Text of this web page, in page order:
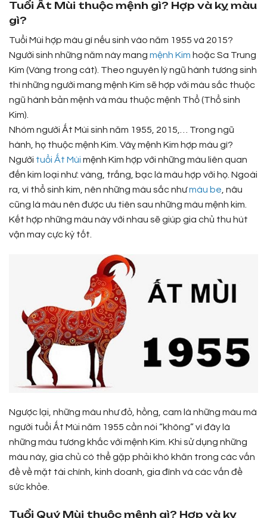
Tuổi Ất Mùi thuộc mệnh gì? Hợp và kỵ màu
gì?
Tuổi Mùi hợp màu gì nếu sinh vào năm 1955 và 2015?
Người sinh những năm này mang mệnh Kim hoặc Sa Trung
Kim (Vàng trong cát). Theo nguyên lý ngũ hành tương sinh
thì những người mang mệnh Kim sẽ hợp với màu sắc thuộc
ngũ hành bản mệnh và màu thuộc mệnh Thổ (Thổ sinh
Kim).
Nhóm người Ất Mùi sinh năm 1955, 2015,… Trong ngũ
hành, họ thuộc mệnh Kim. Vâỵ mệnh Kim hợp màu gì?
Người tuổi Ất Mùi mệnh Kim hợp với những màu liên quan
đến kim loại như: vàng, trắng, bạc là màu hợp với họ. Ngoài
ra, vì thổ sinh kim, nên những màu sắc nhưmàu be , nâu
cũng là màu nên được ưu tiên sau những màu mệnh kim.
Kết hợp những màu này với nhau sẽ giúp gia chủ thu hút
vận may cực kỳ tốt.
Ngược lại, những màu như đỏ, hồng, cam là những màu mà
người tuổi Ất Mùi năm 1955 cần nói “không” vì đây là
những màu tương khắc với mệnh Kim. Khi sử dụng những
màu này, gia chủ có thể gặp phải khó khăn trong các vấn
đề về mặt tài chính, kinh doanh, gia đình và các vấn đề
sức khỏe.
Tuổi Quý Mùi thuộc mệnh gì? Hợp và kỵ